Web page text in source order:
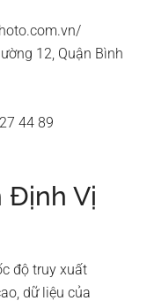
12, Quận Bình
44 89
Định Vị
độ truy xuất
dữ liệu của